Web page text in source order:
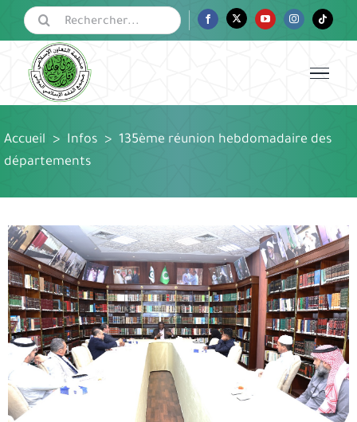
Passer
contenu
Rechercher:
FacebookTwitter YouTubeInstagramTiktok
Accueil > Infos > 135ème réunion hebdomadaire des
départements